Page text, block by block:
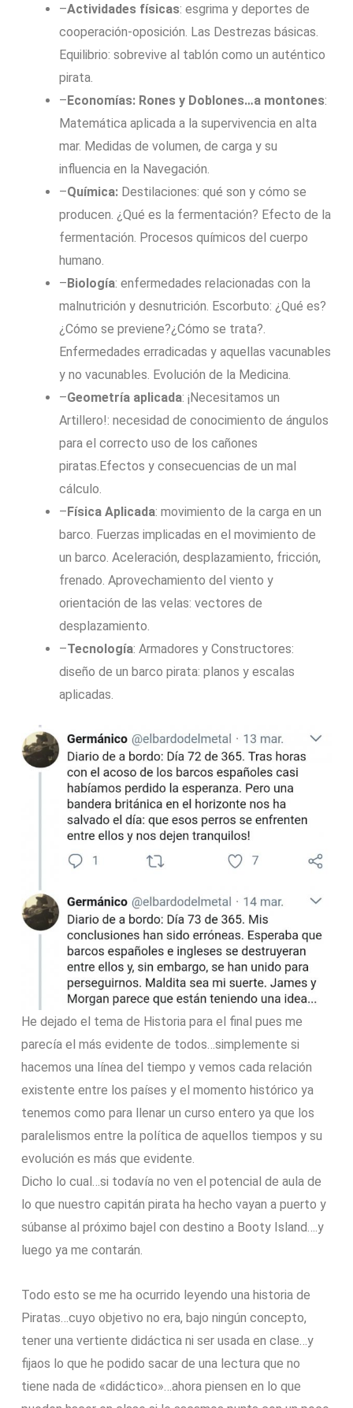
–Actividades físicas: esgrima y deportes de
cooperación-oposición. Las Destrezas básicas.
Equilibrio: sobrevive al tablón como un auténtico
pirata.
–Economías: Rones y Doblones…a montones:
Matemática aplicada a la supervivencia en alta
mar. Medidas de volumen, de carga y su
influencia en la Navegación.
–Química: Destilaciones: qué son y cómo se
producen. ¿Qué es la fermentación? Efecto de la
fermentación. Procesos químicos del cuerpo
humano.
–Biología: enfermedades relacionadas con la
malnutrición y desnutrición. Escorbuto: ¿Qué es?
¿Cómo se previene?¿Cómo se trata?.
Enfermedades erradicadas y aquellas vacunables
y no vacunables. Evolución de la Medicina.
–Geometría aplicada: ¡Necesitamos un
Artillero!: necesidad de conocimiento de ángulos
para el correcto uso de los cañones
piratas.Efectos y consecuencias de un mal
cálculo.
–Física Aplicada: movimiento de la carga en un
barco. Fuerzas implicadas en el movimiento de
un barco. Aceleración, desplazamiento, fricción,
frenado. Aprovechamiento del viento y
orientación de las velas: vectores de
desplazamiento.
–Tecnología: Armadores y Constructores:
diseño de un barco pirata: planos y escalas
aplicadas.
He dejado el tema de Historia para el final pues me
parecía el más evidente de todos…simplemente si
hacemos una línea del tiempo y vemos cada relación
existente entre los países y el momento histórico ya
tenemos como para llenar un curso entero ya que los
paralelismos entre la política de aquellos tiempos y su
evolución es más que evidente.
Dicho lo cual…si todavía no ven el potencial de aula de
lo que nuestro capitán pirata ha hecho vayan a puerto y
súbanse al próximo bajel con destino a Booty Island….y
luego ya me contarán.
Todo esto se me ha ocurrido leyendo una historia de
Piratas…cuyo objetivo no era, bajo ningún concepto,
tener una vertiente didáctica ni ser usada en clase…y
fijaos lo que he podido sacar de una lectura que no
tiene nada de «didáctico»…ahora piensen en lo que